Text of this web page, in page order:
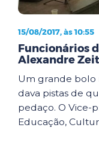
15/08/2017, às 10:55
Funcionários
Alexandre
Um grande bolo
dava pistas de
pedaço. O Vice-
Educação,